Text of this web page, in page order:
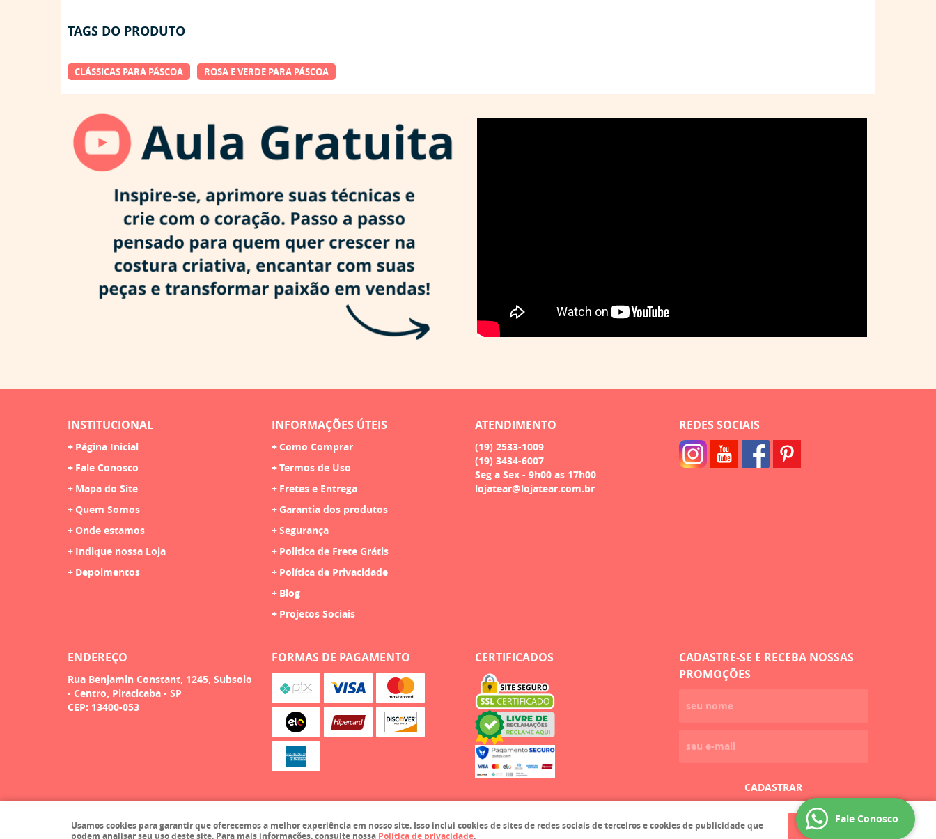
TAGS DO PRODUTO
CLÁSSICAS PARA PÁSCOA ROSA E VERDE PARA PÁSCOA
INSTITUCIONAL
Página Inicial
Fale Conosco
Mapa do Site
Quem Somos
Onde estamos
Indique nossa Loja
Depoimentos
INFORMAÇÕES ÚTEIS
Como Comprar
Termos de Uso
Fretes e Entrega
Garantia dos produtos
Segurança
Politica de Frete Grátis
Política de Privacidade
Blog
Projetos Sociais
ATENDIMENTO
(19) 2533-1009
(19) 3434-6007
Seg a Sex - 9h00 as 17h00
lojatear@lojatear.com.br
REDES SOCIAIS
ENDEREÇO
Rua Benjamin Constant, 1245, Subsolo
- Centro, Piracicaba - SP
CEP: 13400-053
FORMAS DE PAGAMENTO CERTIFICADOS
CADASTRE-SE E RECEBA NOSSAS
PROMOÇÕES
CADASTRAR
Usamos cookies para garantir que oferecemos a melhor experiência em nosso site. Isso inclui cookies de sites de redes sociais de terceiros e cookies de publicidade que
podem analisar seu uso deste site. Para mais informações, consulte nossa Política de privacidade. ENTENDI
Fale Conosco